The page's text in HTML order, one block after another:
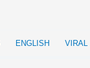
ENGLISH VIRAL